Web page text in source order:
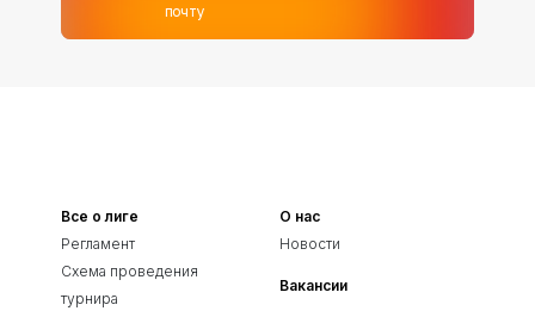
почту
Все о лиге
Регламент
Схема проведения
турнира
О нас
Новости
Вакансии